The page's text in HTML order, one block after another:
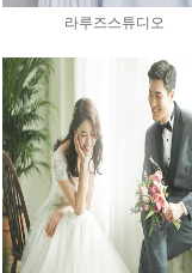
라루즈스튜디오